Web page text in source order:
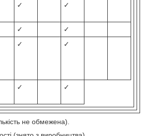
✓ ✓
✓
✓
✓ ✓
✓ ✓
не обмежена).